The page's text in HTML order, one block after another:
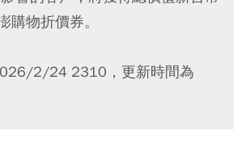
購物折價券。
2/24 2310，更新時間為